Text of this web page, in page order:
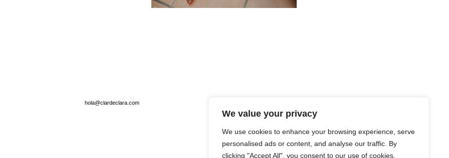
We value your privacy
We use cookies to enhance your browsing experience, serve
personalised ads or content, and analyse our traffic. By
clicking "Accept All", you consent to our use of cookies.
hola@clardeclara.com